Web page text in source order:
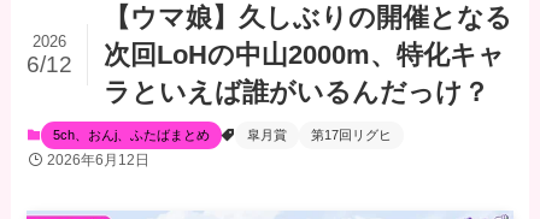
【ウマ娘】久しぶりの開催となる
次回LoHの中山2000m、特化キャ
ラといえば誰がいるんだっけ？
2026
6/12
5ch、おんj、ふたばまとめ 皐月賞 第17回リグヒ
2026年6月12日